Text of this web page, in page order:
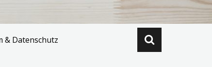
& Datenschutz